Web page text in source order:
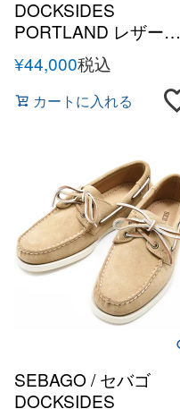
DOCKSIDES
PORTLAND レザーデ
ッキシューズ
¥44,000税込
カートに入れる
SEBAGO / セバゴ
DOCKSIDES